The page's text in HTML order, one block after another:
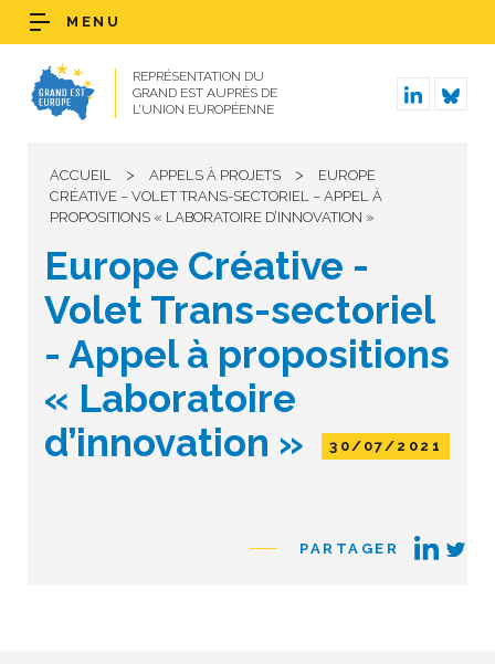
REPRÉSENTATION DU
GRAND EST AUPRÈS DE
L’UNION EUROPÉENNE
MENU
ACCUEIL > APPELS À PROJETS >
EUROPE
CRÉATIVE – VOLET TRANS-SECTORIEL – APPEL À
PROPOSITIONS « LABORATOIRE D’INNOVATION »
Europe Créative -
Volet Trans-sectoriel
- Appel à propositions
« Laboratoire
d’innovation »
30/07/2021
PARTAGER